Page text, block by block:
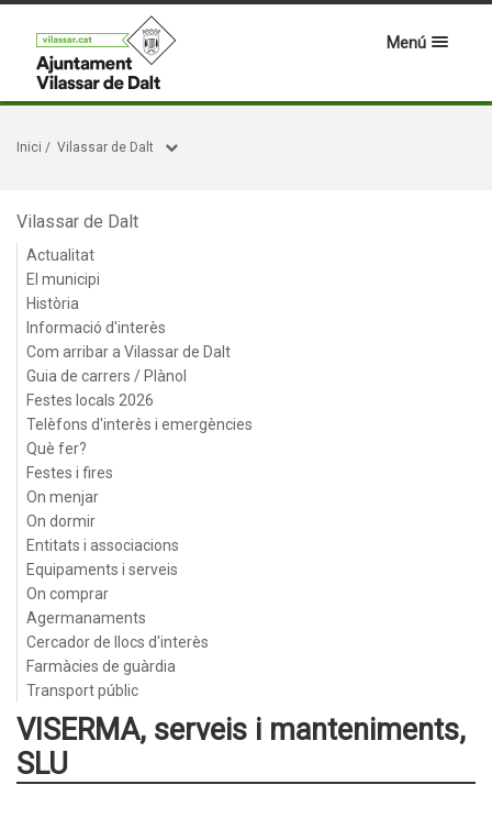
Menú
Inici / Vilassar de Dalt
Vilassar de Dalt
Actualitat
El municipi
Història
Informació d'interès
Com arribar a Vilassar de Dalt
Guia de carrers / Plànol
Festes locals 2026
Telèfons d'interès i emergències
Què fer?
Festes i fires
On menjar
On dormir
Entitats i associacions
Equipaments i serveis
On comprar
Agermanaments
Cercador de llocs d'interès
Farmàcies de guàrdia
Transport públic
VISERMA, serveis i manteniments,
SLU